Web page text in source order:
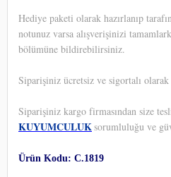
Hediye paketi olarak hazırlanıp
notunuz varsa alışverişinizi
bölümüne bildirebilirsiniz.
Siparişiniz ücretsiz ve sigortalı
Siparişiniz kargo firmasından size
KUYUMCULUKsorumluluğu ve
Ürün Kodu: C.1819